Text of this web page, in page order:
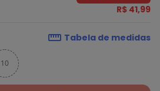
R$ 41,99
Tabela de medidas
10